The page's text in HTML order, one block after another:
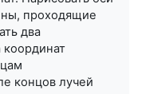
проходящие
два
концов лучей